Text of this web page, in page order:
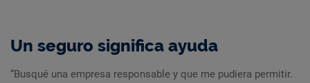
Un seguro significa ayuda
“Busqué una empresa responsable y que me pudiera permitir.